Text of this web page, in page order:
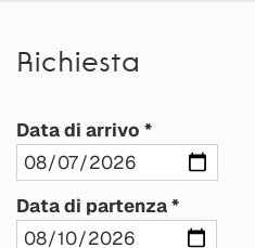
Richiesta
Data di arrivo
Data di partenza